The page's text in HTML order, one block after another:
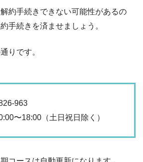
約手続きできない可能性があるの
手続きを済ませましょう。
りです。
963
〜18:00（土日祝日除く）